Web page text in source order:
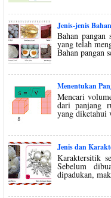
Jenis-jenis
Bahan pangan
yang telah
Bahan pangan
Menentukan
Mencari
dari panjang
yang diketahui
Jenis dan
Karaktersitik
Sebelum
dipadukan,